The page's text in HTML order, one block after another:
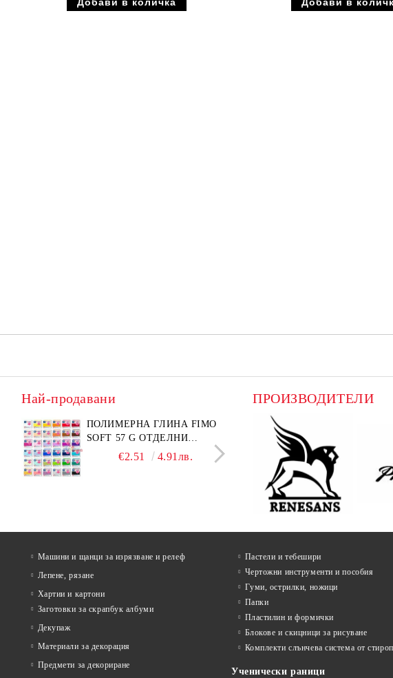
Комплект графитни моливи
KOH-I-NOOR Art 24 бр. (8B-
10H) В метална кутия
€18.60 36.38лв.
Въглен за рисуване Koh-I-
Noor Натурален Ø 6–7 mm 6
бр.
€4.99
Най-продавани
ПОЛИМЕРНА ГЛИНА FIMO
SOFT 57 G ОТДЕЛНИ
ЦВЕТОВЕ€2.51 4.91лв.
ТЕКСТИЛНА
НЕПРОМОКАЕМА
ЦВЕТОВЕ
€1.38
ПРОИЗВОДИТЕЛИ
Машини и щанци за изрязване и релеф
Лепене, рязане
Хартии и картони
Заготовки за скрапбук албуми
Декупаж
Материали за декорация
Предмети за декориране
Пастели и тебешири
Чертожни инструменти и пособия
Гуми, острилки, ножици
Папки
Пластилин и формички
Блокове и скицници за рисуване
Комплекти слънчева система от
Ученически раници